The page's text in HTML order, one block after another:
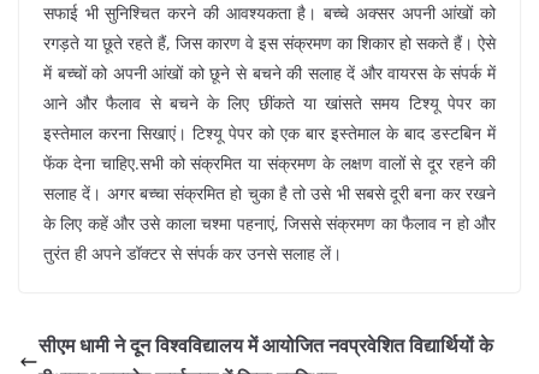
सफाई भी सुनिश्चित करने की आवश्यकता है। बच्चे अक्सर अपनी आंखों को
रगड़ते या छूते रहते हैं, जिस कारण वे इस संक्रमण का शिकार हो सकते हैं। ऐसे
में बच्चों को अपनी आंखों को छूने से बचने की सलाह दें और वायरस के संपर्क में
आने और फैलाव से बचने के लिए छींकते या खांसते समय टिश्यू पेपर का
इस्तेमाल करना सिखाएं। टिश्यू पेपर को एक बार इस्तेमाल के बाद डस्टबिन में
फेंक देना चाहिए.सभी को संक्रमित या संक्रमण के लक्षण वालों से दूर रहने की
सलाह दें। अगर बच्चा संक्रमित हो चुका है तो उसे भी सबसे दूरी बना कर रखने
के लिए कहें और उसे काला चश्मा पहनाएं, जिससे संक्रमण का फैलाव न हो और
तुरंत ही अपने डॉक्टर से संपर्क कर उनसे सलाह लें।
सीएम धामी ने दून विश्वविद्यालय में आयोजित नवप्रवेशित विद्यार्थियों के